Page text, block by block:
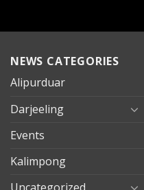
NEWS CATEGORIES
Alipurduar
Darjeeling
Events
Kalimpong